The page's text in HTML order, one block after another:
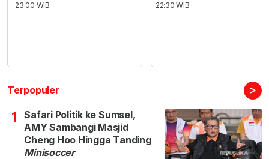
23:00 WIB
22:30 WIB
Terpopuler >
1
Safari Politik ke Sumsel,
AMY Sambangi Masjid
Cheng Hoo Hingga Tanding
Minisoccer